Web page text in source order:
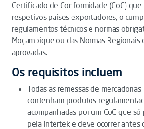
Certificado de Conformidade (CoC)
respetivos países exportadores, o
regulamentos técnicos e normas
Moçambique ou das Normas Regionais
aprovadas.
Os requisitos incluem
Todas as remessas de
contenham produtos
acompanhadas por um CoC que
pela Intertek e deve ocorrer antes